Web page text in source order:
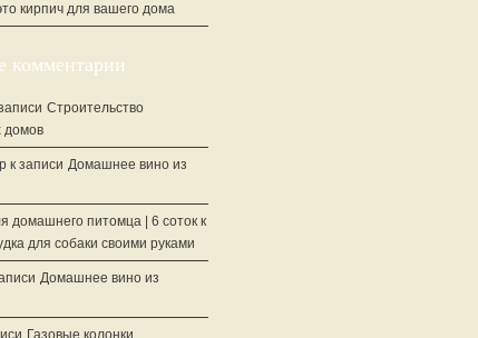
кирпич для вашего дома
комментарии
Строительство
домов
к записи Домашнее вино из
домашнего питомца | 6 соток к
для собаки своими руками
Домашнее вино из
Газовые колонки